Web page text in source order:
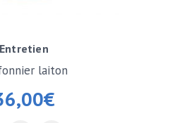
Entretien
€
laiton